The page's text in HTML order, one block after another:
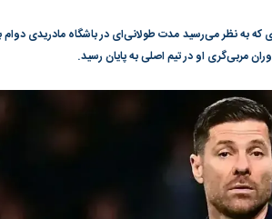
که به نظر می‌رسید مدت طولانی‌ای در باشگاه مادریدی دوام
مربی‌گری او در تیم اصلی به پایان رسید.
هیستریک صدا و سیما علیه
به اعدام
در وزارت نفت
نفت وزیر است و
حساب آنها